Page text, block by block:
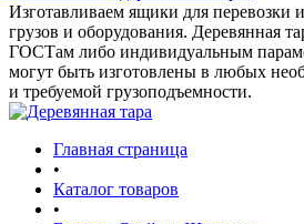
Изготавливаем ящики для перевозки
грузов и оборудования. Деревянная
ГОСТам либо индивидуальным
могут быть изготовлены в любых
и требуемой грузоподъемности.
Главная страница
•
Каталог товаров
•